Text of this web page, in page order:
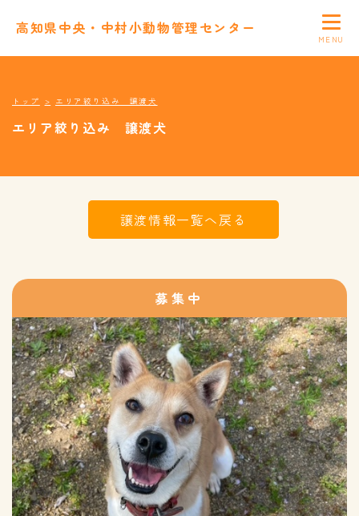
高知県中央・中村小動物管理センター
トップ エリア絞り込み 譲渡犬
エリア絞り込み 譲渡犬
譲渡情報一覧へ戻る
募集中